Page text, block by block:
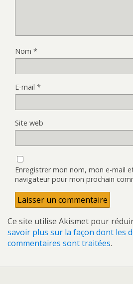
Nom *
E-mail *
Site web
Enregistrer mon nom, mon e-mail
navigateur pour mon prochain
Ce site utilise Akismet pour
savoir plus sur la façon dont les
commentaires sont traitées.